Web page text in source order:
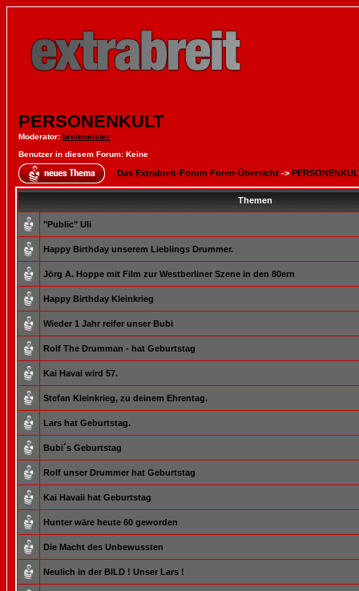
PERSONENKULT
Moderator: breitmeister
Benutzer in diesem Forum: Keine
Das Extrabreit-Forum Foren-Übersicht ->
Themen
"Public" Uli
Happy Birthday unserem Lieblings Drummer.
Jörg A. Hoppe mit Film zur Westberliner Szene in den 80ern
Happy Birthday Kleinkrieg
Wieder 1 Jahr reifer unser Bubi
Rolf The Drumman - hat Geburtstag
Kai Havai wird 57.
Stefan Kleinkrieg, zu deinem Ehrentag.
Lars hat Geburtstag.
Bubi´s Geburtstag
Rolf unser Drummer hat Geburtstag
Kai Havaii hat Geburtstag
Hunter wäre heute 60 geworden
Die Macht des Unbewussten
Neulich in der BILD ! Unser Lars !